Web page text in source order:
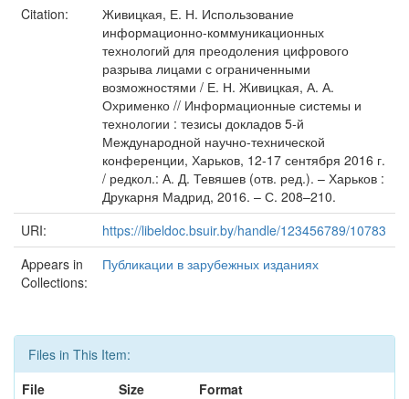
Citation:
Живицкая, Е. Н. Использование
информационно-коммуникационных
технологий для преодоления цифрового
разрыва лицами с ограниченными
возможностями / Е. Н. Живицкая, А. А.
Охрименко // Информационные системы и
технологии : тезисы докладов 5-й
Международной научно-технической
конференции, Харьков, 12-17 сентября 2016 г.
/ редкол.: А. Д. Тевяшев (отв. ред.). – Харьков :
Друкарня Мадрид, 2016. – С. 208–210.
URI:
https://libeldoc.bsuir.by/handle/123456789/10783
Appears in
Collections:
Публикации в зарубежных изданиях
Files in This Item:
File
Size
Format